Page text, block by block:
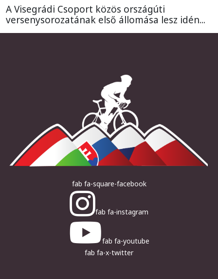
A Visegrádi Csoport közös országúti
versenysorozatának első állomása lesz idén...
fab fa-square-facebook
fab fa-instagram
fab fa-youtube
fab fa-x-twitter